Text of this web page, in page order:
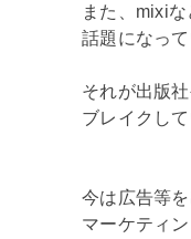
また、mixi
話題になって
それが出版
ブレイクし
今は広告等
マーケティ